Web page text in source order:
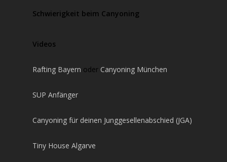
Schwierigkeit beim Canyoning
Videos
Rafting Bayern oder Canyoning München
SUP Anfänger
Canyoning für deinen Junggesellenabschied (JGA)
Tiny House Algarve